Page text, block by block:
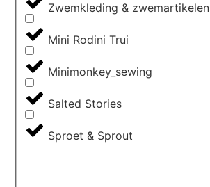
Zwemkleding & zwemartikelen
Mini Rodini Trui
Minimonkey_sewing
Salted Stories
Sproet & Sprout